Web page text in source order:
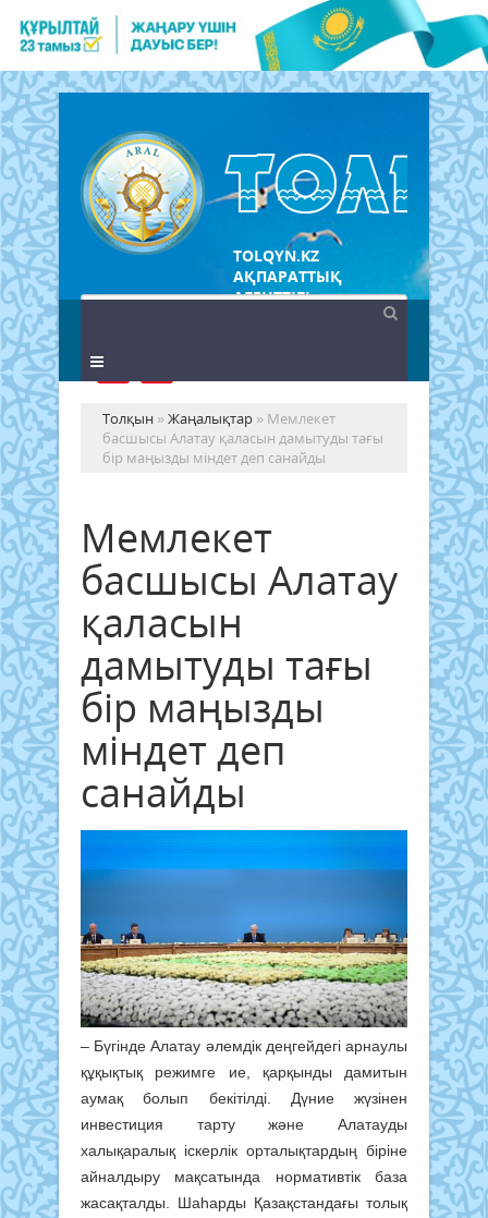
TOLQYN.KZ
АҚПАРАТТЫҚ
АГЕНТТІГІ
Толқын »Жаңалықтар » Мемлекет
басшысы Алатау қаласын дамытуды тағы
бір маңызды міндет деп санайды
Мемлекет
басшысы Алатау
қаласын
дамытуды тағы
бір маңызды
міндет деп
санайды
– Бүгінде Алатау әлемдік деңгейдегі арнаулы
құқықтық режимге ие, қарқынды дамитын
аумақ болып бекітілді. Дүние жүзінен
инвестиция тарту және Алатауды
халықаралық іскерлік орталықтардың біріне
айналдыру мақсатында нормативтік база
жасақталды. Шаһарды Қазақстандағы толық